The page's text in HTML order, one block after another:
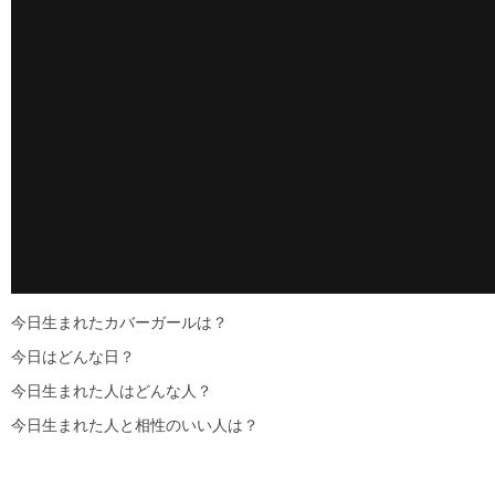
今日生まれたカバーガールは？
今日はどんな日？
今日生まれた人はどんな人？
今日生まれた人と相性のいい人は？